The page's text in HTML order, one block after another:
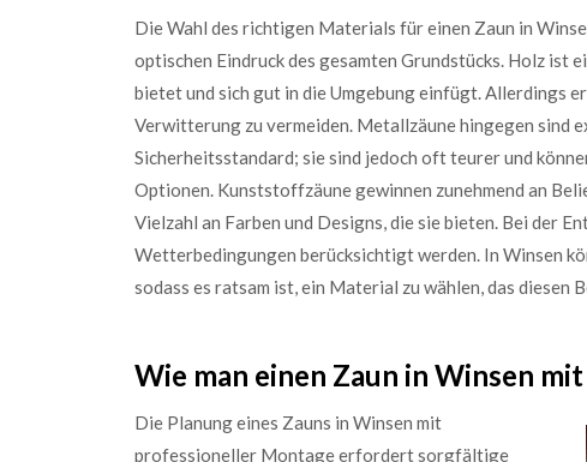
Die Wahl des richtigen Materials für einen Zaun in
optischen Eindruck des gesamten Grundstücks. Holz ist
bietet und sich gut in die Umgebung einfügt. Allerdings
Verwitterung zu vermeiden. Metallzäune hingegen sind
Sicherheitsstandard; sie sind jedoch oft teurer und
Optionen. Kunststoffzäune gewinnen zunehmend an
Vielzahl an Farben und Designs, die sie bieten. Bei der
Wetterbedingungen berücksichtigt werden. In Winsen
sodass es ratsam ist, ein Material zu wählen, das diesen
Wie man einen Zaun in Winsen
Die Planung eines Zauns in Winsen mit
professioneller Montage erfordert sorgfältige